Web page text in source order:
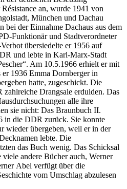
an, wurde 1941 von
München und Dachau
bei der Einnahme Dachaus aus dem
Funktionär und Stadtverordneter
übersiedelte er 1956 auf
und lebte in Karl-Marx-Stadt
Am 10.5.1966 erhielt er mit
1936 Emma Dornberger in
hatte, zugeschickt. Die
zahlreiche Drangsale erdulden. Das
alle ihre
sie nicht: Das Braunbuch II.
in die DDR zurück. Sie konnte
wieder übergeben, weil er in der
lebte. Die
das Buch wenig. Das Schicksal
viele andere Bücher auch, Werner
Abel verfügt über die
vom Umschlag abzulesen